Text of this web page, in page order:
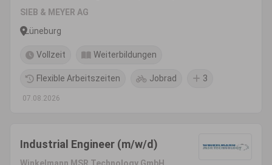
SIEB & MEYER AG
Lüneburg
Vollzeit Weiterbildungen
Flexible Arbeitszeiten Jobrad 3
07.08.2026
Industrial Engineer (m/w/d)